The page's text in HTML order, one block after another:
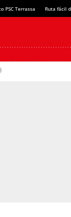
PSC Terrassa Ruta fácil